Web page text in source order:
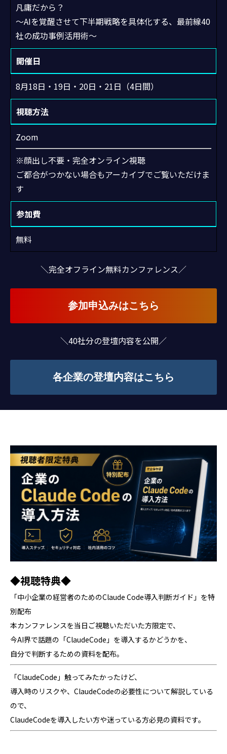
凡庸だから？
〜AIを覚醒させて下半期戦略を具体化する、最前線40
社の成功事例活用術〜
開催日
8月18日・19日・20日・21日（4日間）
視聴方法
Zoom
※顔出し不要・完全オンライン視聴
ご都合がつかない場合もアーカイブでご覧いただけま
す
参加費
無料
＼完全オフライン無料カンファレンス／
参加申込みはこちら
＼40社分の登壇内容を公開／
各企業の登壇内容はこちら
◆視聴特典◆
「中小企業の経営者のためのClaude Code導入判断ガイド」を特
別配布
本カンファレンスを当日ご視聴いただいた方限定で、
今AI界で話題の「ClaudeCode」を導入するかどうかを、
自分で判断するための資料を配布。
「ClaudeCode」触ってみたかったけど、
導入時のリスクや、ClaudeCodeの必要性について解説している
ので、
ClaudeCodeを導入したい方や迷っている方必見の資料です。